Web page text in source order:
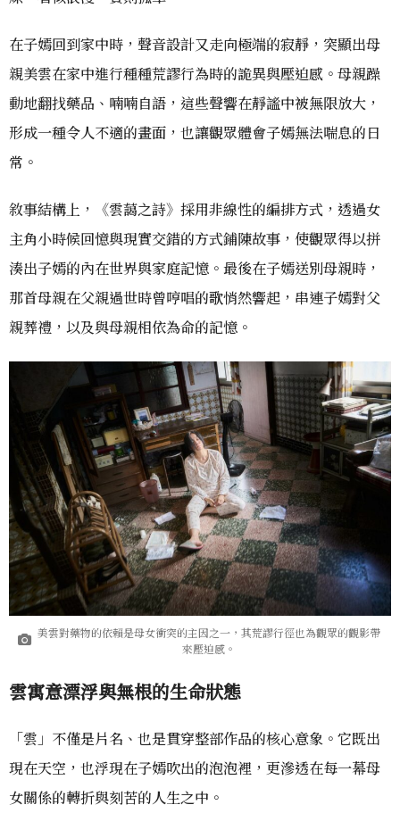
在子嫣回到家中時，聲音設計又走向極端的寂靜，突顯出母
親美雲在家中進行種種荒謬行為時的詭異與壓迫感。母親躁
動地翻找藥品、喃喃自語，這些聲響在靜謐中被無限放大，
形成一種令人不適的畫面，也讓觀眾體會子嫣無法喘息的日
常。
敘事結構上，《雲藹之詩》採用非線性的編排方式，透過女
主角小時候回憶與現實交錯的方式鋪陳故事，使觀眾得以拼
湊出子嫣的內在世界與家庭記憶。最後在子嫣送別母親時，
那首母親在父親過世時曾哼唱的歌悄然響起，串連子嫣對父
親葬禮，以及與母親相依為命的記憶。
美雲對藥物的依賴是母女衝突的主因之一，其荒謬行徑也為觀眾的觀影帶
來壓迫感。
雲寓意漂浮與無根的生命狀態
「雲」不僅是片名、也是貫穿整部作品的核心意象。它既出
現在天空，也浮現在子嫣吹出的泡泡裡，更滲透在每一幕母
女關係的轉折與刻苦的人生之中。